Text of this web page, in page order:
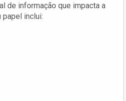
de informação que impacta a
papel inclui: